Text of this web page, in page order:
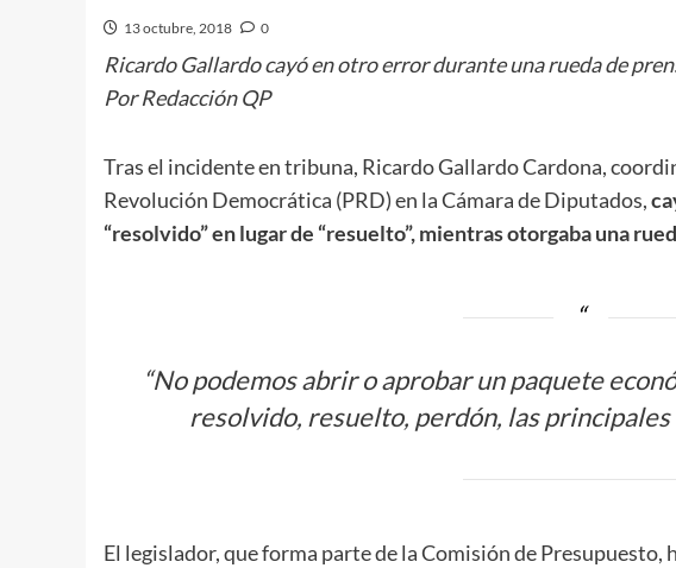
13 octubre, 2018 0
Ricardo Gallardo cayó en otro error durante una rueda de
Por Redacción QP
Tras el incidente en tribuna, Ricardo Gallardo Cardona,
Revolución Democrática (PRD) en la Cámara de Diputados,
“resolvido” en lugar de “resuelto”, mientras otorgaba una
“No podemos abrir o aprobar un paquete
resolvido, resuelto, perdón, las principales
El legislador, que forma parte de la Comisión de Presupuesto,